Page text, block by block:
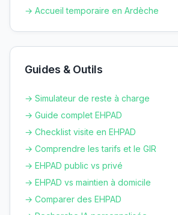
→ Accueil temporaire en Ardèche
Guides & Outils
→ Simulateur de reste à charge
→ Guide complet EHPAD
→ Checklist visite en EHPAD
→ Comprendre les tarifs et le GIR
→ EHPAD public vs privé
→ EHPAD vs maintien à domicile
→ Comparer des EHPAD